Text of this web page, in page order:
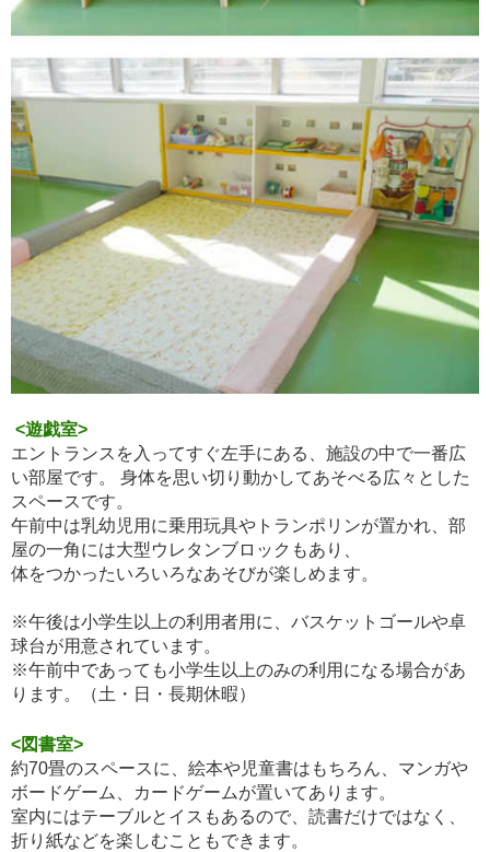
<遊戯室>
エントランスを入ってすぐ左手にある、施設の中で一番広
い部屋です。 身体を思い切り動かしてあそべる広々とした
スペースです。
午前中は乳幼児用に乗用玩具やトランポリンが置かれ、部
屋の一角には大型ウレタンブロックもあり、
体をつかったいろいろなあそびが楽しめます。
※午後は小学生以上の利用者用に、バスケットゴールや卓
球台が用意されています。
※午前中であっても小学生以上のみの利用になる場合があ
ります。（土・日・長期休暇）
<図書室>
約70畳のスペースに、絵本や児童書はもちろん、マンガや
ボードゲーム、カードゲームが置いてあります。
室内にはテーブルとイスもあるので、読書だけではなく、
折り紙などを楽しむこともできます。